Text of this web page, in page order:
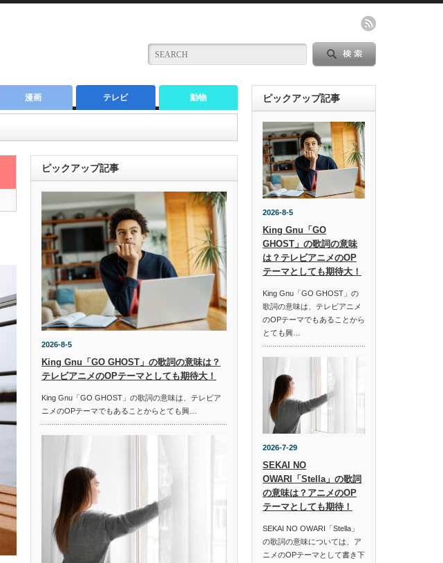
漫画 テレビ 動物
ピックアップ記事
2026-8-5
King Gnu「GO GHOST」の歌詞の意味は？
テレビアニメのOPテーマとしても期待大！
King Gnu「GO GHOST」の歌詞の意味は、テレビア
ニメのOPテーマでもあることからとても興…
ピックアップ記事
2026-8-5
King Gnu「GO
GHOST」の歌詞の意味
は？テレビアニメのOP
テーマとしても期待大！
King Gnu「GO GHOST」の
歌詞の意味は、テレビアニメ
のOPテーマでもあることから
とても興…
2026-7-29
SEKAI NO
OWARI「Stella」の歌詞
の意味は？アニメのOP
テーマとしても期待！
SEKAI NO OWARI「Stella」
の歌詞の意味については、ア
ニメのOPテーマとして書き下